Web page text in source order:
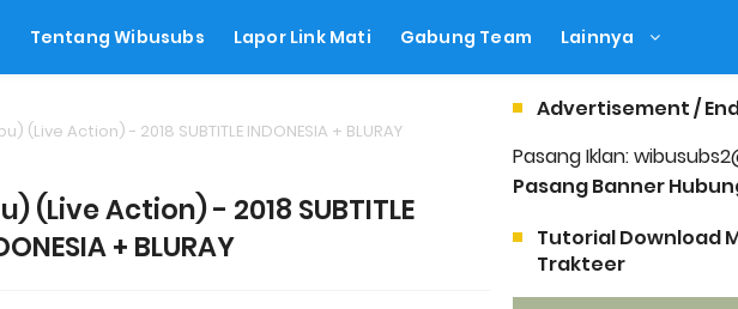
Tentang Wibusubs Lapor Link Mati Gabung Team Lainnya
(Live Action) - 2018 SUBTITLE INDONESIA + BLURAY
(Live Action) - 2018 SUBTITLE
+ BLURAY
Advertisement /
Pasang Iklan:
Pasang Banner
Tutorial Download
Trakteer